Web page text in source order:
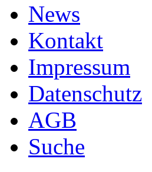
News
Kontakt
Impressum
Datenschutz
AGB
Suche